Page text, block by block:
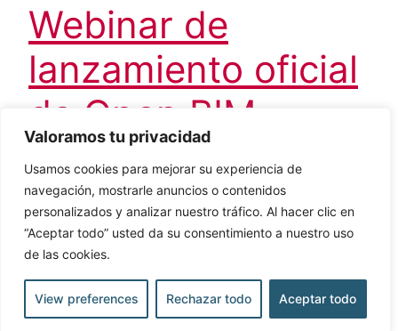
Valoramos tu privacidad
Usamos cookies para mejorar su experiencia de
navegación, mostrarle anuncios o contenidos
personalizados y analizar nuestro tráfico. Al hacer clic en
“Aceptar todo” usted da su consentimiento a nuestro uso
de las cookies.
View preferences Rechazar todo Aceptar todo
Webinar de
lanzamiento oficial
de Open BIM
BOSCH
En este seminario CYPE mostra el nuevo
programa Open BIM BOSCH para el diseño y
fabricante BOSCH.
19 de octubre de 2020